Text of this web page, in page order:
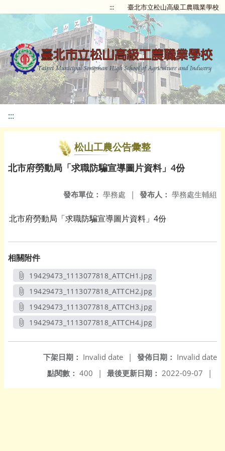
::: 臺北市立松山高級工農職業學校
:::
松山工農公告彙整
北市府勞動局「求職防騙宣導圖片資料」4份
發布人： 學務處生輔組
發布單位： 學務處 |
北市府勞動局「求職防騙宣導圖片資料」4份
相關附件
19429473_1113077818_ATTCH1.jpg
另開新視窗
19429473_1113077818_ATTCH2.jpg
另開新視窗
19429473_1113077818_ATTCH3.jpg
另開新視窗
19429473_1113077818_ATTCH4.jpg
發佈日期： Invalid date
下架日期： Invalid date
|
最後更新日期： 2022-09-07 |
點閱數： 400 |